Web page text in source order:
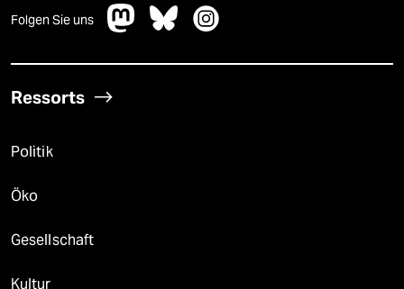
Folgen Sie uns
Ressorts
Politik
Öko
Gesellschaft
Kultur